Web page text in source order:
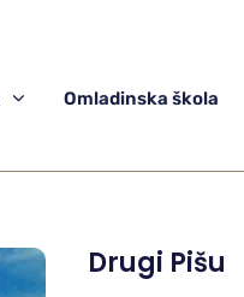
Omladinska škola
Drugi Pišu